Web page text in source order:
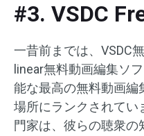
#3. VSDC
一昔前までは、VSDC
linear無料動画編集ソ
能な最高の無料動画編
場所にランクされてい
門家は、彼らの聴衆の